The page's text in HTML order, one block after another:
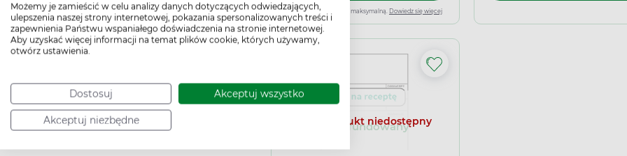
Możemy je zamieścić w celu analizy danych dotyczących odwiedzających,
ulepszenia naszej strony internetowej, pokazania spersonalizowanych treści i
zapewnienia Państwu wspaniałego doświadczenia na stronie internetowej.
Aby uzyskać więcej informacji na temat plików cookie, których używamy,
otwórz ustawienia.
Dostosuj Akceptuj wszystko
Akceptuj niezbędne
Podana cena jest ceną maksymalną. Dowiedz się więcej
nierefundowany
Produkt niedostępny